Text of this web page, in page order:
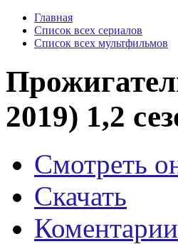
Главная
Список всех сериалов
Список всех мультфильмов
2019) 1,2
Смотреть
Скачать
Коментарии